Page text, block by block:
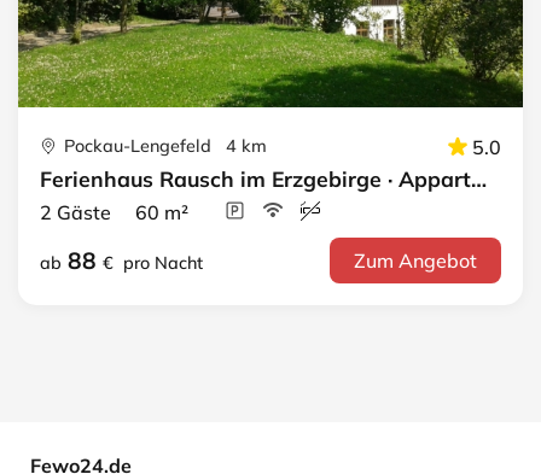
Pockau-Lengefeld 4 km 5.0
Ferienhaus Rausch im Erzgebirge · Appartement
2 Gäste 60 m²
ab 88 € pro Nacht Zum Angebot
Fewo24.de